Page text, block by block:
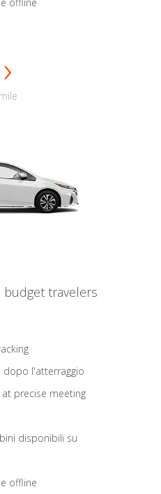
budget travelers
l'atterraggio
precise meeting
disponibili su
offline